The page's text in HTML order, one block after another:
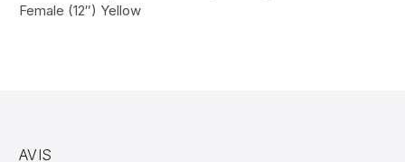
Female (12″) Yellow
AVIS